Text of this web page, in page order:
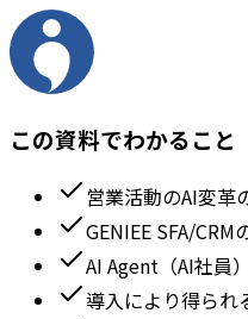
この資料でわかること
営業活動のAI変革
GENIEE SFA/CRM
AI Agent（AI社員
導入により得られ